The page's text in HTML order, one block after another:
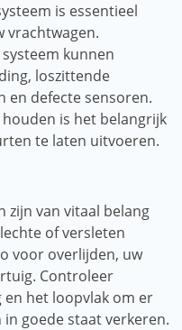
is essentieel
vrachtwagen.
kunnen
loszittende
en defecte sensoren.
is het belangrijk
te laten uitvoeren.
zijn van vitaal belang
of versleten
voor overlijden, uw
Controleer
het loopvlak om er
goede staat verkeren.